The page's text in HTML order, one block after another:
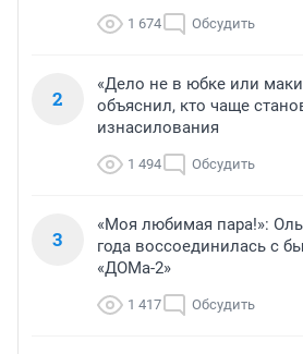
1 674 Обсудить
2
«Дело не в юбке или
объяснил, кто чаще
изнасилования
1 494 Обсудить
3
«Моя любимая пара!»:
года воссоединилась с
«ДОМа-2»
1 417 Обсудить